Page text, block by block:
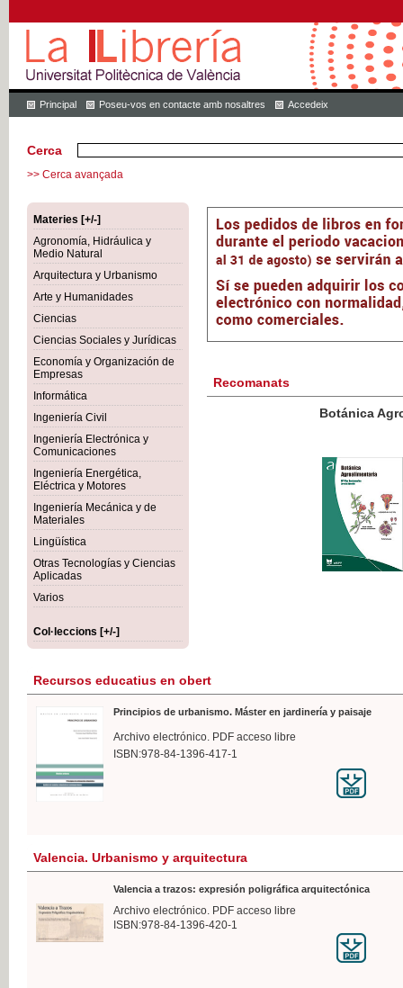
Principal Poseu-vos en contacte amb nosaltres Accedeix
Cerca
>> Cerca avançada
Materies [+/-]
Agronomía, Hidráulica y
Medio Natural
Arquitectura y Urbanismo
Arte y Humanidades
Ciencias
Ciencias Sociales y Jurídicas
Economía y Organización de
Empresas
Informática
Ingeniería Civil
Ingeniería Electrónica y
Comunicaciones
Ingeniería Energética,
Eléctrica y Motores
Ingeniería Mecánica y de
Materiales
Lingüística
Otras Tecnologías y Ciencias
Aplicadas
Varios
Col·leccions [+/-]
Recomanats
Botánica Agroalimentaria
IVA
Recursos educatius en obert
Principios de urbanismo. Máster en jardinería y paisaje
Archivo electrónico. PDF acceso libre
ISBN:978-84-1396-417-1
Valencia. Urbanismo y arquitectura
Valencia a trazos: expresión poligráfica arquitectónica
Archivo electrónico. PDF acceso libre
ISBN:978-84-1396-420-1